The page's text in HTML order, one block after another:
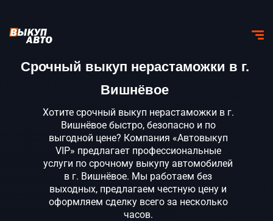
Срочный выкуп нерастаможки в г.
Вишнёвое
Хотите срочный выкуп нерастаможки в г.
Вишнёвое быстро, безопасно и по
выгодной цене? Компания «Автовыкуп
VIP» предлагает профессиональные
услуги по срочному выкупу автомобилей
в г. Вишнёвое. Мы работаем без
выходных, предлагаем честную цену и
оформляем сделку всего за несколько
часов.